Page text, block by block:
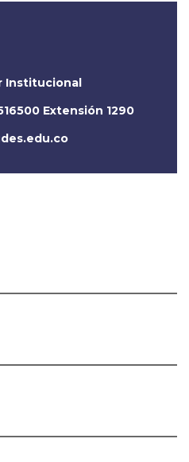
Institucional
Extensión 1290